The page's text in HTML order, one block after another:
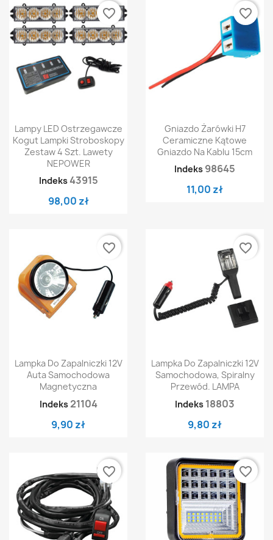
Lampy LED Ostrzegawcze
Kogut Lampki Stroboskopy
Zestaw 4 Szt. Lawety
NEPOWER
Indeks 43915
98,00 zł
favorite_border
Gniazdo Żarówki H7
Ceramiczne Kątowe
Gniazdo Na Kablu 15cm
Indeks 98645
11,00 zł
favorite_border
Lampka Do Zapalniczki 12V
Auta Samochodowa
Magnetyczna
Indeks 21104
9,90 zł
favorite_border
Lampka Do Zapalniczki 12V
Samochodowa, Spiralny
Przewód. LAMPA
Indeks 18803
9,80 zł
favorite_border
favorite_border favorite_border